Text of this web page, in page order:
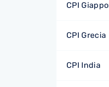
CPI
CPI Grecia
CPI India